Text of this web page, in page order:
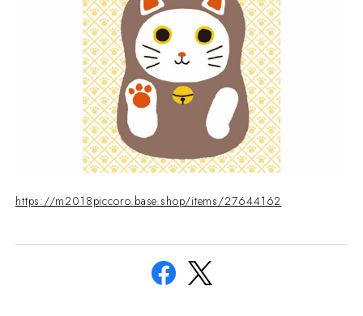
https://m2018piccoro.base.shop/items/27644162